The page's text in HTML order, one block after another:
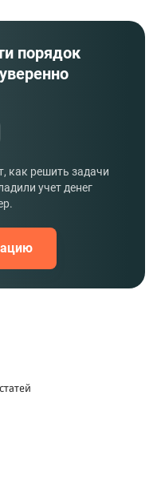
порядок
как решить задачи
учет денег